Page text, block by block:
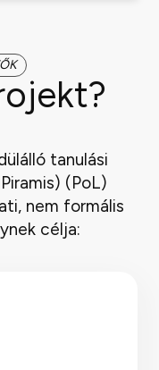
tanulási
(PoL)
nem formális
célja: